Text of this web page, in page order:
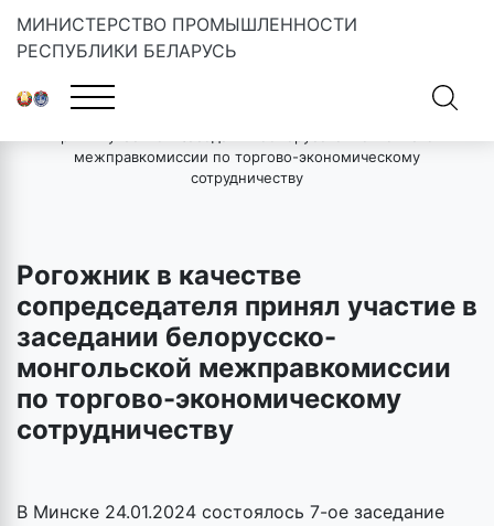
МИНИСТЕРСТВО ПРОМЫШЛЕННОСТИ
РЕСПУБЛИКИ БЕЛАРУСЬ
Главная»Новости
Рогожник в качестве сопредседателя
межправкомиссии по торгово-экономическому
сотрудничеству
Рогожник в качестве
сопредседателя принял участие в
заседании белорусско-
монгольской межправкомиссии
по торгово-экономическому
сотрудничеству
В Минске 24.01.2024 состоялось 7-ое заседание